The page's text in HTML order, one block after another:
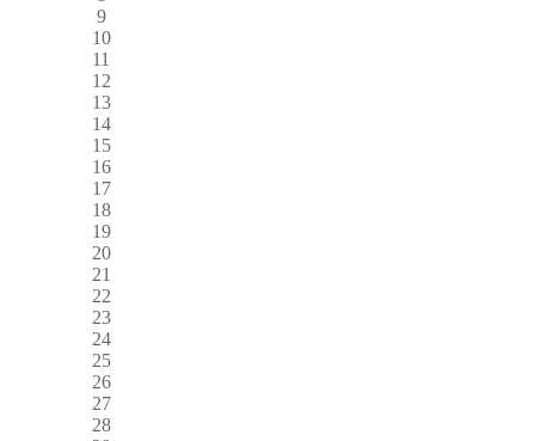
9
10
11
12
13
14
15
16
17
18
19
20
21
22
23
24
25
26
27
28